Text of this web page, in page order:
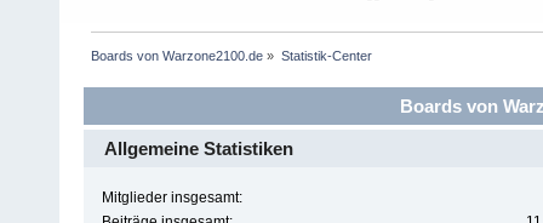
Boards von Warzone2100.de » Statistik-Center
Boards von
Allgemeine Statistiken
Mitglieder insgesamt: